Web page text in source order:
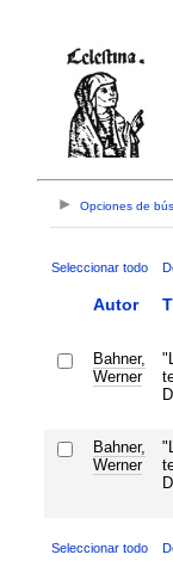
Opciones de
Seleccionar todo
Autor
Bahner,
Werner
Bahner,
Werner
Seleccionar todo